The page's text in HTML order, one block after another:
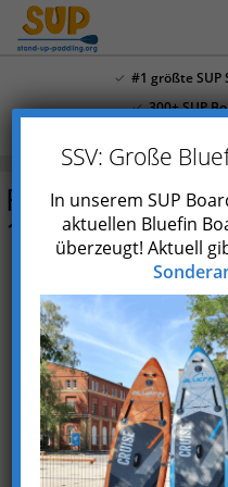
Skip
content
#1 größte SUP
300+ SUP
Fanatic Ray Air
11’6″/12’6″/13’6″
Preis
Typ
Aufblasbar
Marke
Fanatic
Skill
Einsteiger ,
Einsatzgebiet
Touring
max.
11.6: bis ca.
SSV: Große
In unserem SUP
aktuellen Bluefin
überzeugt! Aktuell